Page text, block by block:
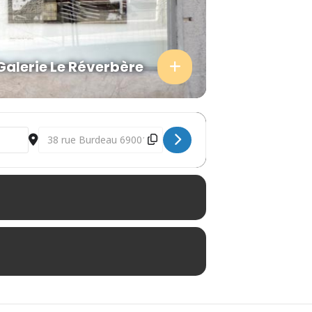
Le Réverbère
Destination Address - Histoire(s) sans fin [nQ6ZP8Mk0]